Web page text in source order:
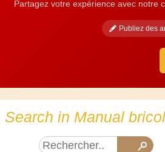
Partagez votre expérience avec notre
Publiez des
Search in Manual